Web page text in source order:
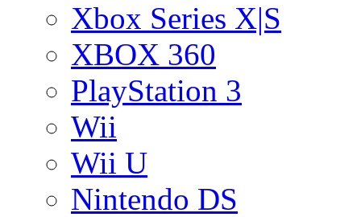
Xbox Series X|S
XBOX 360
PlayStation 3
Wii
Wii U
Nintendo DS